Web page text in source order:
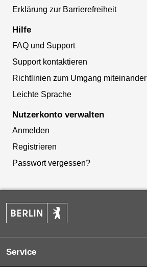
Erklärung zur Barrierefreiheit
Hilfe
FAQ und Support
Support kontaktieren
Richtlinien zum Umgang miteinander
Leichte Sprache
Nutzerkonto verwalten
Anmelden
Registrieren
Passwort vergessen?
Service